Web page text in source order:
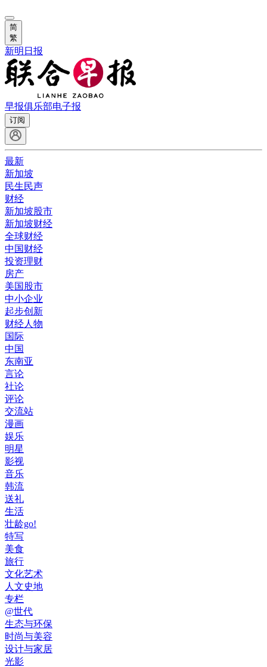
简
繁
新明日报
早报俱乐部电子报
订阅
最新
新加坡
民生民声
财经
新加坡股市
新加坡财经
全球财经
中国财经
投资理财
房产
美国股市
中小企业
起步创新
财经人物
国际
中国
东南亚
言论
社论
评论
交流站
漫画
娱乐
明星
影视
音乐
韩流
送礼
生活
壮龄go!
特写
美食
旅行
文化艺术
人文史地
专栏
@世代
生态与环保
时尚与美容
设计与家居
光影